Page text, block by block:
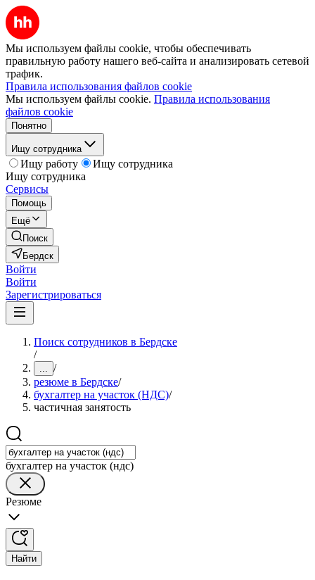
Мы используем файлы cookie, чтобы обеспечивать
правильную работу нашего веб-сайта и анализировать сетевой
трафик.
Правила использования файлов cookie
Мы используем файлы cookie. Правила использования
файлов cookie
Понятно
Ищу сотрудника
Ищу работу
Ищу сотрудника
Ищу сотрудника
Сервисы
Помощь
Ещё
Поиск
Бердск
Войти
Войти
Зарегистрироваться
Поиск сотрудников в Бердске
/
... /
резюме в Бердске/
бухгалтер на участок (НДС)/
частичная занятость
бухгалтер на участок (ндс)
Резюме
Найти